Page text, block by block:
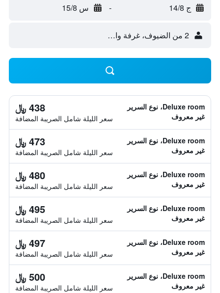
ج 14/8 - س 15/8
2 من الضيوف، غرفة واحدة
Deluxe room، نوع السرير
غير معروف
438 ﷼
سعر الليلة شامل الصريبة المضافة
Deluxe room، نوع السرير
غير معروف
473 ﷼
سعر الليلة شامل الصريبة المضافة
Deluxe room، نوع السرير
غير معروف
480 ﷼
سعر الليلة شامل الصريبة المضافة
Deluxe room، نوع السرير
غير معروف
495 ﷼
سعر الليلة شامل الصريبة المضافة
Deluxe room، نوع السرير
غير معروف
497 ﷼
سعر الليلة شامل الصريبة المضافة
Deluxe room، نوع السرير
غير معروف
500 ﷼
سعر الليلة شامل الصريبة المضافة